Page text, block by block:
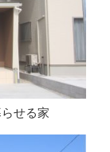
せる家